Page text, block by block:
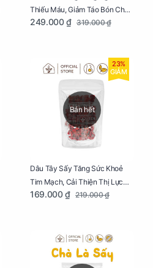
Thiếu Máu, Giảm Táo Bón Cho
Mẹ Bầu Túi 250g
249.000 ₫ 319.000 ₫
Bán hết
23%
GIẢM
Dâu Tây Sấy Tăng Sức Khoẻ
Tim Mạch, Cải Thiện Thị Lực
Cho Mẹ Bầu Túi 250g
169.000 ₫ 219.000 ₫